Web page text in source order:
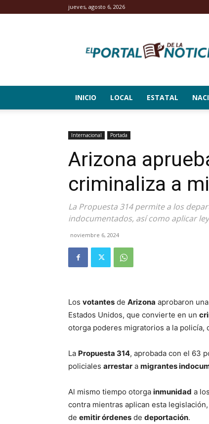
jueves, agosto 6, 2026
Portal
de
INICIO LOCAL ESTATAL
Internacional Portada
Arizona
criminaliza a
La Propuesta 314 permite a los
indocumentados, así como aplicar
noviembre 6, 2024
Los votantes de Arizona aprobaron
Estados Unidos, que convierte en un
otorga poderes migratorios a la policía,
La Propuesta 314, aprobada con el 63
policiales arrestar a migrantes
Al mismo tiempo otorga inmunidad a
contra mientras aplican esta
de emitir órdenes de deportación.